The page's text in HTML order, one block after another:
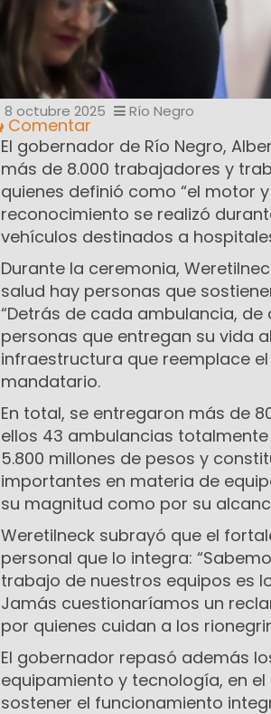
8 octubre 2025 Río Negro
Comentar
El gobernador de Río Negro,
más de 8.000 trabajadores y
quienes definió como “el motor
reconocimiento se realizó
vehículos destinados a
Durante la ceremonia,
salud hay personas que
“Detrás de cada ambulancia,
personas que entregan su vida
infraestructura que reemplace
mandatario.
En total, se entregaron más de
ellos 43 ambulancias
5.800 millones de pesos y
importantes en materia de
su magnitud como por su
Weretilneck subrayó que el
personal que lo integra:
trabajo de nuestros equipos es
Jamás cuestionaríamos un
por quienes cuidan a los
El gobernador repasó además
equipamiento y tecnología, en
sostener el funcionamiento